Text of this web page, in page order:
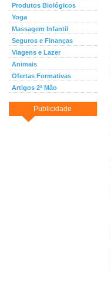
Produtos Biológicos
Yoga
Massagem Infantil
Seguros e Finanças
Viagens e Lazer
Animais
Ofertas Formativas
Artigos 2ª Mão
Publicidade